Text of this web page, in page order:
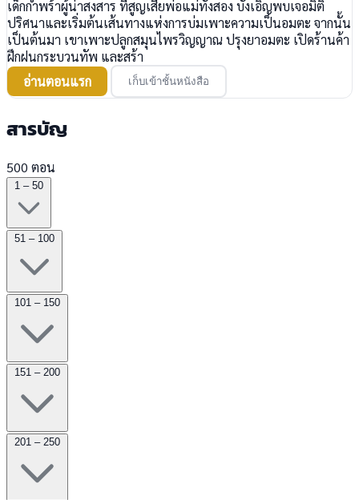
เด็กกำพร้าผู้น่าสงสาร ที่สูญเสียพ่อแม่ทั้งสอง บังเอิญพบเจอมิติ
ปริศนาและเริ่มต้นเส้นทางแห่งการบ่มเพาะความเป็นอมตะ จากนั้น
เป็นต้นมา เขาเพาะปลูกสมุนไพรวิญญาณ ปรุงยาอมตะ เปิดร้านค้า
ฝึกฝนกระบวนทัพ และสร้า
อ่านตอนแรก
เก็บเข้าชั้นหนังสือ
สารบัญ
500 ตอน
1 – 50
51 – 100
101 – 150
151 – 200
201 – 250